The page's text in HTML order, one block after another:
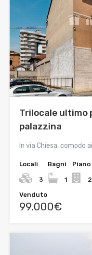
Trilocale ultimo
palazzina
In via Chiesa, comodo
Locali
3
Bagni
1
Piano
2
Venduto
99.000€